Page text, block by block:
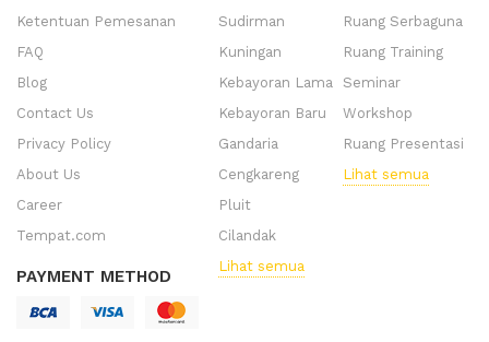
Ketentuan Pemesanan
FAQ
Blog
Contact Us
Privacy Policy
About Us
Career
Tempat.com
PAYMENT METHOD
Sudirman
Kuningan
Kebayoran Lama
Kebayoran Baru
Gandaria
Cengkareng
Pluit
Cilandak
Lihat semua
Ruang Serbaguna
Ruang Training
Seminar
Workshop
Ruang Presentasi
Lihat semua